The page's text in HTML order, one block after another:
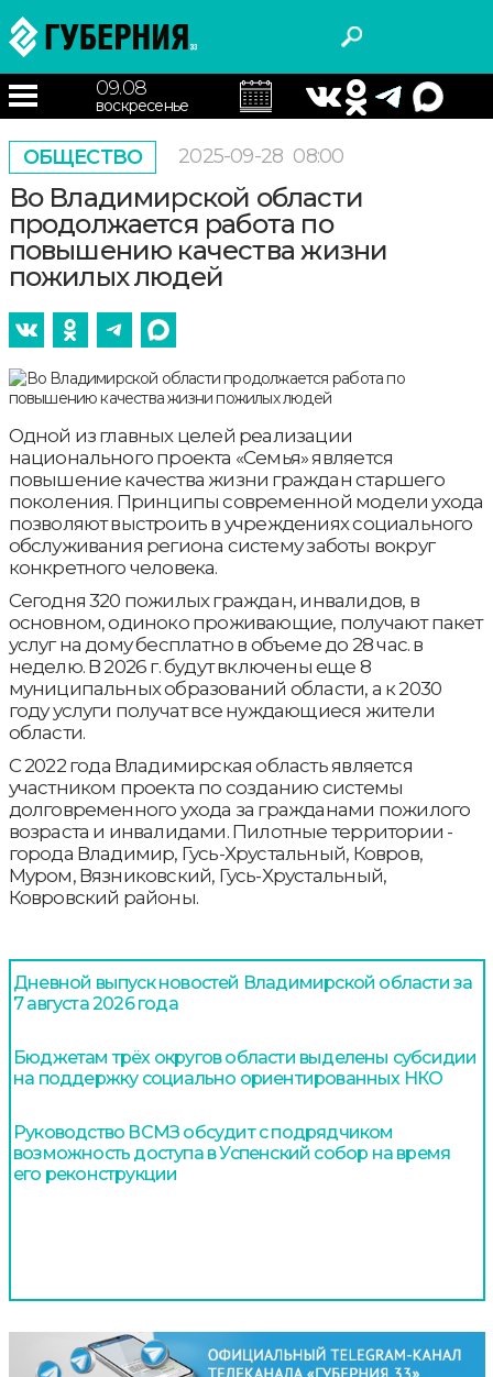
09.08
воскресенье
ОБЩЕСТВО 2025-09-28 08:00
Во Владимирской области
продолжается работа по
повышению качества жизни
пожилых людей
Одной из главных целей реализации
национального проекта «Семья» является
повышение качества жизни граждан старшего
поколения. Принципы современной модели ухода
позволяют выстроить в учреждениях социального
обслуживания региона систему заботы вокруг
конкретного человека.
Сегодня 320 пожилых граждан, инвалидов, в
основном, одиноко проживающие, получают пакет
услуг на дому бесплатно в объеме до 28 час. в
неделю. В 2026 г. будут включены еще 8
муниципальных образований области, а к 2030
году услуги получат все нуждающиеся жители
области.
C 2022 года Владимирская область является
участником проекта по созданию системы
долговременного ухода за гражданами пожилого
возраста и инвалидами. Пилотные территории -
города Владимир, Гусь-Хрустальный, Ковров,
Муром, Вязниковский, Гусь-Хрустальный,
Ковровский районы.
Дневной выпуск новостей Владимирской области за
7 августа 2026 года
Бюджетам трёх округов области выделены субсидии
на поддержку социально ориентированных НКО
Руководство ВСМЗ обсудит с подрядчиком
возможность доступа в Успенский собор на время
его реконструкции